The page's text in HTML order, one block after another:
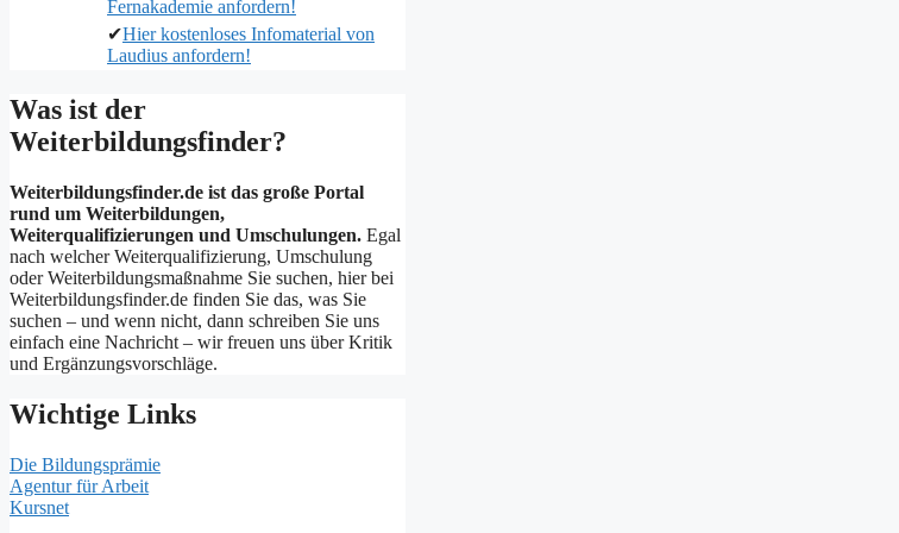
Fernakademie anfordern!
✔Hier kostenloses Infomaterial von
Laudius anfordern!
Was ist der
Weiterbildungsfinder?
Weiterbildungsfinder.de ist das große Portal
rund um Weiterbildungen,
Weiterqualifizierungen und Umschulungen. Egal
nach welcher Weiterqualifizierung, Umschulung
oder Weiterbildungsmaßnahme Sie suchen, hier bei
Weiterbildungsfinder.de finden Sie das, was Sie
suchen – und wenn nicht, dann schreiben Sie uns
einfach eine Nachricht – wir freuen uns über Kritik
und Ergänzungsvorschläge.
Wichtige Links
Die Bildungsprämie
Agentur für Arbeit
Kursnet